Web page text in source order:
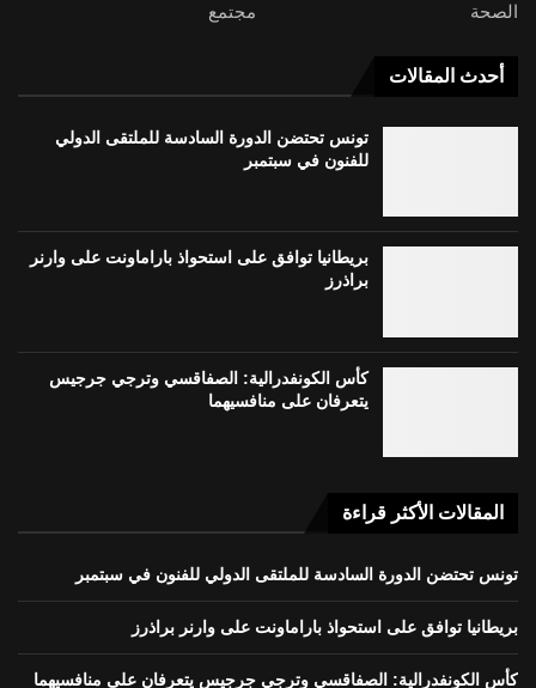
الصحة
مجتمع
أحدث المقالات
تونس تحتضن الدورة السادسة للملتقى الدولي
للفنون في سبتمبر
بريطانيا توافق على استحواذ باراماونت على وارنر
براذرز
كأس الكونفدرالية: الصفاقسي وترجي جرجيس
يتعرفان على منافسيهما
المقالات الأكثر قراءة
تونس تحتضن الدورة السادسة للملتقى الدولي للفنون في سبتمبر
بريطانيا توافق على استحواذ باراماونت على وارنر براذرز
كأس الكونفدرالية: الصفاقسي وترجي جرجيس يتعرفان على منافسيهما